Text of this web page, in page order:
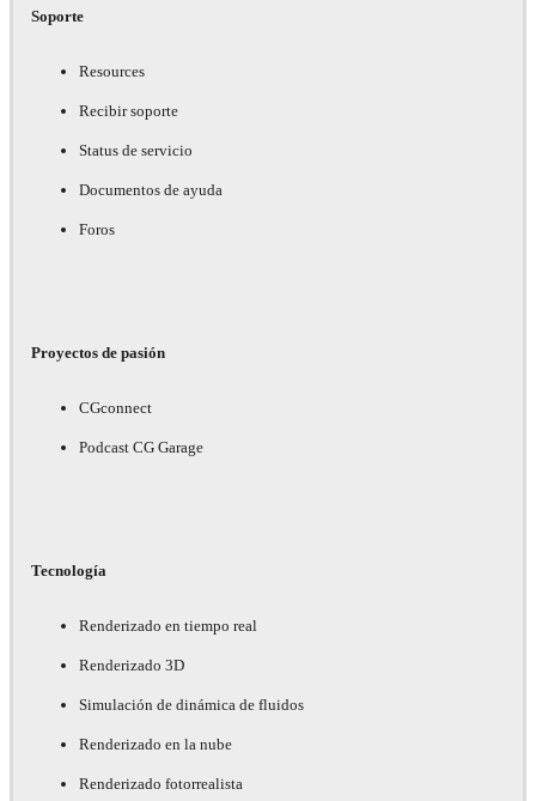
Soporte
Resources
Recibir soporte
Status de servicio
Documentos de ayuda
Foros
Proyectos de pasión
CGconnect
Podcast CG Garage
Tecnología
Renderizado en tiempo real
Renderizado 3D
Simulación de dinámica de fluidos
Renderizado en la nube
Renderizado fotorrealista